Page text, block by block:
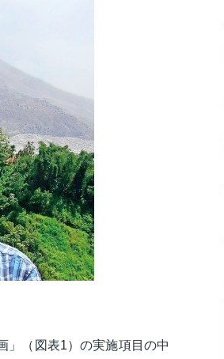
」（図表1）の実施項目の中